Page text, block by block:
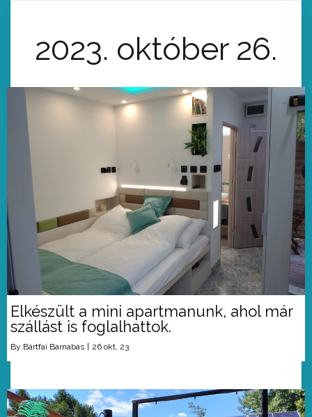
2023. október 26.
Elkészült a mini apartmanunk, ahol már
szállást is foglalhattok.
By Bártfai Barnabás 26 okt, 23